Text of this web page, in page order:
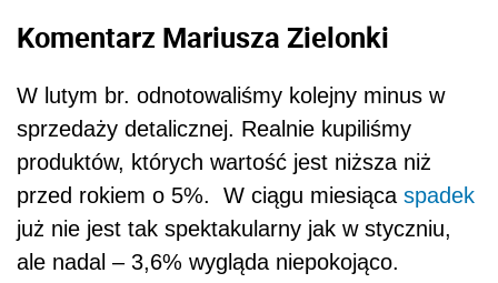
Komentarz Mariusza Zielonki
W lutym br. odnotowaliśmy kolejny minus w
sprzedaży detalicznej. Realnie kupiliśmy
produktów, których wartość jest niższa niż
przed rokiem o 5%. W ciągu miesiąca spadek
już nie jest tak spektakularny jak w styczniu,
ale nadal – 3,6% wygląda niepokojąco.